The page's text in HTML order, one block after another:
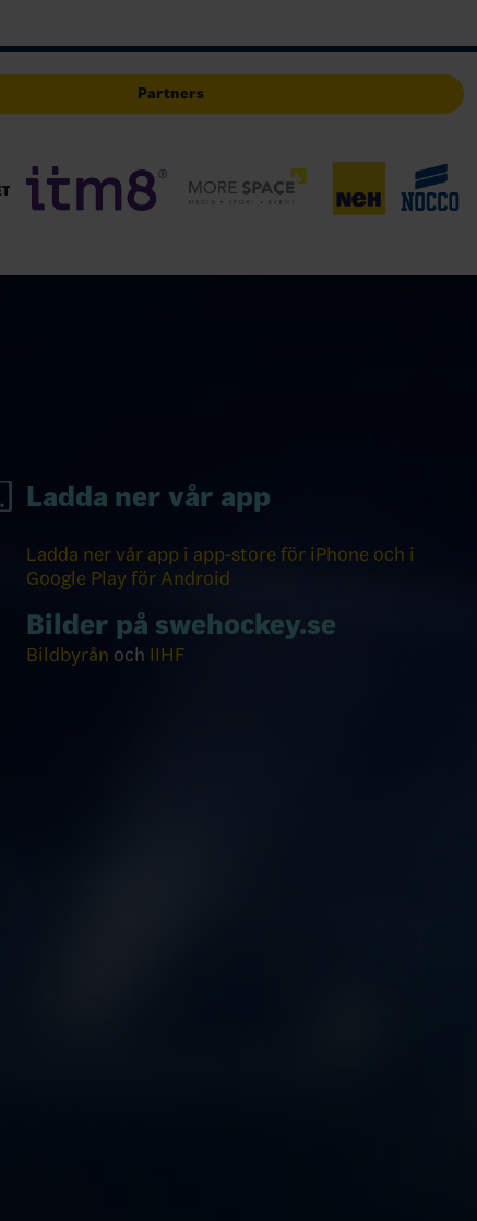
Partners
Ladda ner vår app
Ladda ner vår app i app-store för iPhone och i
Google Play för Android
Bilder på swehockey.se
Bildbyrån och IIHF